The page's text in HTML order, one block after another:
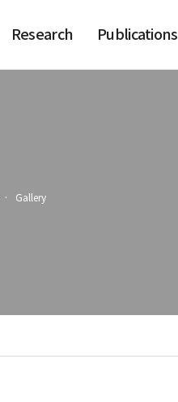
Research Publications
· Gallery